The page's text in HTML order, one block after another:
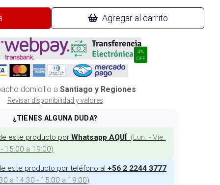
Agregar al carrito
4%
OFF
domicilio a Santiago y Regiones
Revisar disponibilidad y valores
¿TIENES ALGUNA DUDA?
este producto por Whatsapp AQUÍ (Lun. - Vie.
15:00 a 19:00)
este producto por teléfono al +56 2 2244 3777
a 14:30 - 15:00 a 19:00)